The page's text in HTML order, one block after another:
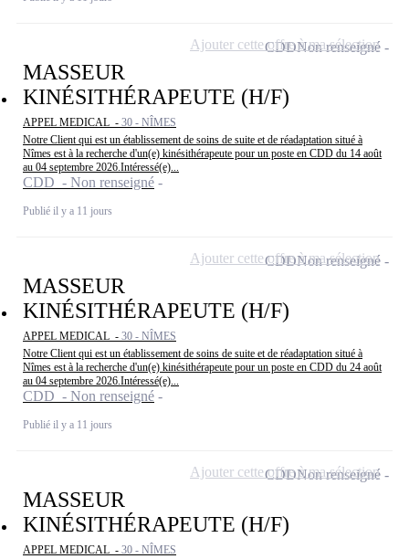
MASSEUR
KINÉSITHÉRAPEUTE (H/F)
APPEL MEDICAL - 30 - NÎMES
Notre Client qui est un établissement de soins de suite et de réadaptation situé à
Nîmes est à la recherche d'un(e) kinésithérapeute pour un poste en CDD du 14 août
au 04 septembre 2026.Intéressé(e)...
CDD - Non renseigné
Publié il y a 11 jours
CDDNon renseigné
Ajouter cette offre à ma sélection
MASSEUR
KINÉSITHÉRAPEUTE (H/F)
APPEL MEDICAL - 30 - NÎMES
Notre Client qui est un établissement de soins de suite et de réadaptation situé à
Nîmes est à la recherche d'un(e) kinésithérapeute pour un poste en CDD du 24 août
au 04 septembre 2026.Intéressé(e)...
CDD - Non renseigné
Publié il y a 11 jours
CDDNon renseigné
Ajouter cette offre à ma sélection
MASSEUR
KINÉSITHÉRAPEUTE (H/F)
APPEL MEDICAL - 30 - NÎMES
CDDNon renseigné
Ajouter cette offre à ma sélection